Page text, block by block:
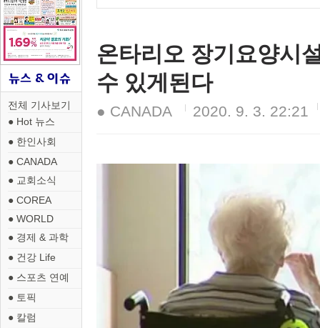
전체 기사보기
● Hot 뉴스
● 한인사회
● CANADA
● 교회소식
● COREA
● WORLD
● 경제 & 과학
● 건강 Life
● 스포츠 연예
● 토픽
● 칼럼
온타리오 장기요양시
수 있게된다
● CANADA 2020. 9. 3. 22:21